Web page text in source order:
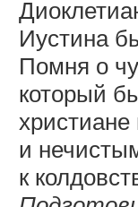
Иустина
Помня о
который
и
к